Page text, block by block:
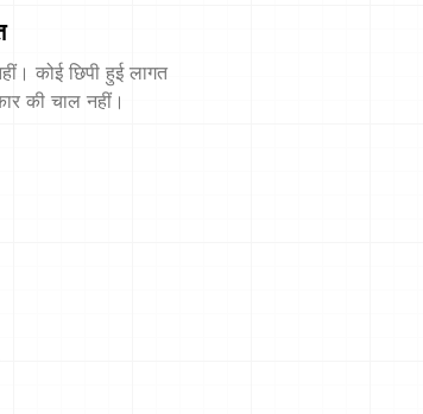
कोई छिपी हुई लागत
की चाल नहीं।